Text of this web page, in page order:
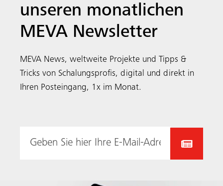
unseren monatlichen
MEVA Newsletter
MEVA News, weltweite Projekte und Tipps &
Tricks von Schalungsprofis, digital und direkt in
Ihren Posteingang, 1x im Monat.